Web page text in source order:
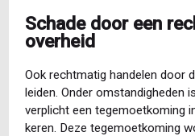
Schade door een
overheid
Ook rechtmatig handelen door
leiden. Onder omstandigheden
verplicht een tegemoetkoming
keren. Deze tegemoetkoming